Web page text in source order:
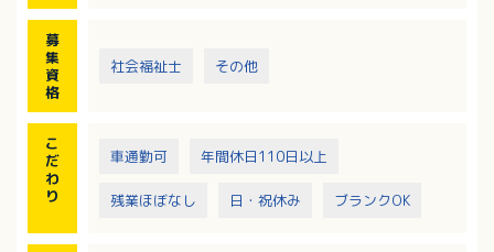
募
集
資
格
社会福祉士 その他
こ
だ
わ
り
車通勤可 年間休日110日以上
残業ほぼなし 日・祝休み ブランクOK